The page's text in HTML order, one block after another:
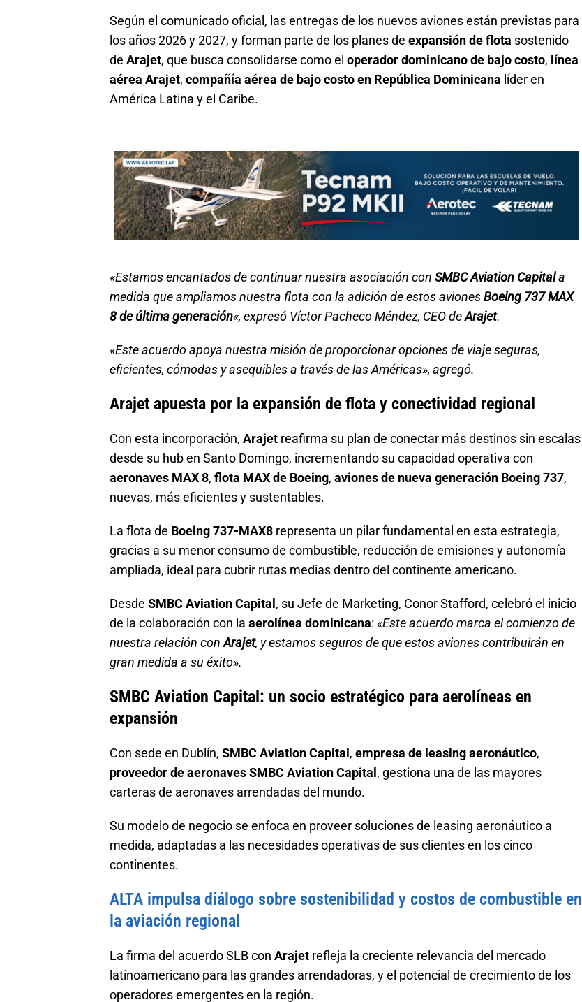
Según el comunicado oficial, las entregas de los nuevos aviones están previstas para
los años 2026 y 2027, y forman parte de los planes de expansión de flota sostenido
de Arajet, que busca consolidarse como el operador dominicano de bajo costo, línea
aérea Arajet, compañía aérea de bajo costo en República Dominicana líder en
América Latina y el Caribe.
«Estamos encantados de continuar nuestra asociación con SMBC Aviation Capitala
medida que ampliamos nuestra flota con la adición de estos avionesBoeing 737 MAX
8 de última generación«, expresó Víctor Pacheco Méndez, CEO deArajet.
«Este acuerdo apoya nuestra misión de proporcionar opciones de viaje seguras,
eficientes, cómodas y asequibles a través de las Américas», agregó.
Arajet apuesta por la expansión de flota y conectividad regional
Con esta incorporación, Arajet reafirma su plan de conectar más destinos sin escalas
desde su hub en Santo Domingo, incrementando su capacidad operativa con
aeronaves MAX 8 flota MAX de Boeing aviones de nueva generación Boeing 737
nuevas, más eficientes y sustentables.
La flota de Boeing 737-MAX8 representa un pilar fundamental en esta estrategia,
gracias a su menor consumo de combustible, reducción de emisiones y autonomía
ampliada, ideal para cubrir rutas medias dentro del continente americano.
Desde SMBC Aviation Capital , su Jefe de Marketing, Conor Stafford, celebró el inicio
de la colaboración con la aerolínea dominicana: «Este acuerdo marca el comienzo de
nuestra relación con Arajet, y estamos seguros de que estos aviones contribuirán en
gran medida a su éxito».
SMBC Aviation Capital: un socio estratégico para aerolíneas en
expansión
Con sede en Dublín, SMBC Aviation Capital empresa de leasing aeronáutico
proveedor de aeronaves SMBC Aviation Capital , gestiona una de las mayores
carteras de aeronaves arrendadas del mundo.
Su modelo de negocio se enfoca en proveer soluciones de leasing aeronáutico a
medida, adaptadas a las necesidades operativas de sus clientes en los cinco
continentes.
ALTA impulsa diálogo sobre sostenibilidad y costos de combustible en
la aviación regional
La firma del acuerdo SLB con Arajet refleja la creciente relevancia del mercado
latinoamericano para las grandes arrendadoras, y el potencial de crecimiento de los
operadores emergentes en la región.